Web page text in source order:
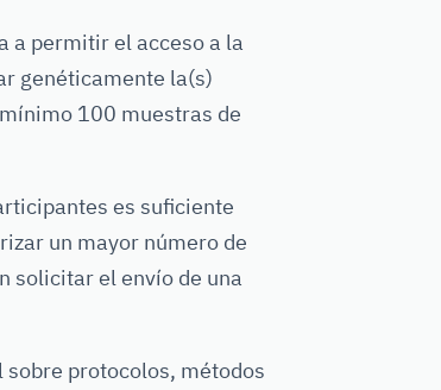
a permitir el acceso a la
genéticamente la(s)
100 muestras de
es suficiente
un mayor número de
solicitar el envío de una
protocolos, métodos